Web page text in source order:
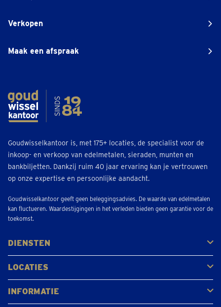
Verkopen
Maak een afspraak
Goudwisselkantoor is, met 175+ locaties, de specialist voor de
inkoop- en verkoop van edelmetalen, sieraden, munten en
bankbiljetten. Dankzij ruim 40 jaar ervaring kan je vertrouwen
op onze expertise en persoonlijke aandacht.
Goudwisselkantoor geeft geen beleggingsadvies. De waarde van edelmetalen
kan fluctueren. Waardestijgingen in het verleden bieden geen garantie voor de
toekomst.
DIENSTEN
Kopen
Verkopen
Veilen
LOCATIES
Antwerpen
Brugge
Kapellen
Leuven
Mol
Schilde
Sint-Niklaas
Bekijk alle locaties
INFORMATIE
Veelgestelde vragen
Klantbeoordelingen